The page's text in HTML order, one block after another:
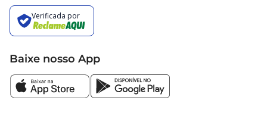
Baixe nosso App